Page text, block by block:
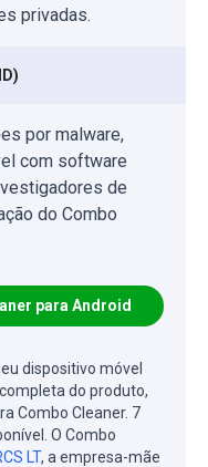
privadas.
por malware,
com software
de
do Combo
para Android
dispositivo móvel
do produto,
Combo Cleaner. 7
O Combo
LT, a empresa-mãe